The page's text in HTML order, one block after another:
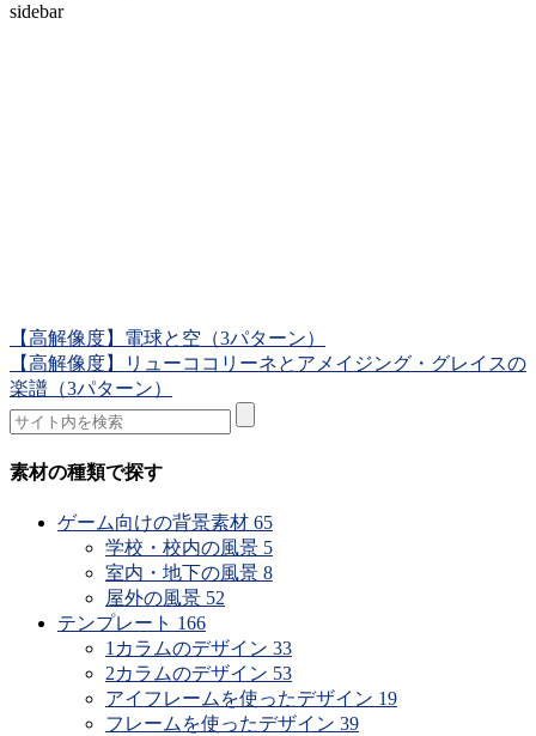
sidebar
【高解像度】電球と空（3パターン）
【高解像度】リューココリーネとアメイジング・グレイスの
楽譜（3パターン）
素材の種類で探す
ゲーム向けの背景素材 65
学校・校内の風景 5
室内・地下の風景 8
屋外の風景 52
テンプレート 166
1カラムのデザイン 33
2カラムのデザイン 53
アイフレームを使ったデザイン 19
フレームを使ったデザイン 39